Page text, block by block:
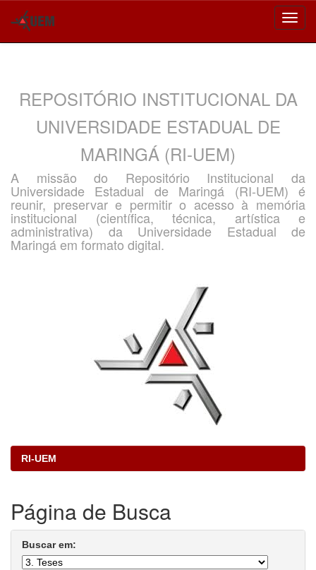
REPOSITÓRIO INSTITUCIONAL DA
UNIVERSIDADE ESTADUAL DE
MARINGÁ (RI-UEM)
A missão do Repositório Institucional da
Universidade Estadual de Maringá (RI-UEM) é
reunir, preservar e permitir o acesso à memória
institucional (científica, técnica, artística e
administrativa) da Universidade Estadual de
Maringá em formato digital.
RI-UEM
Página de Busca
Buscar em: